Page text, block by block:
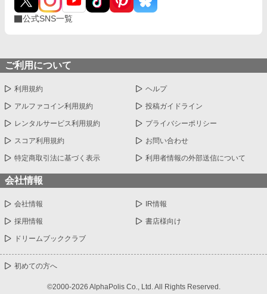
公式SNS一覧
ご利用について
利用規約 ヘルプ
アルファコイン利用規約 投稿ガイドライン
レンタルサービス利用規約 プライバシーポリシー
スコア利用規約 お問い合わせ
特定商取引法に基づく表示 利用者情報の外部送信について
会社情報
会社情報 IR情報
採用情報 書店様向け
ドリームブッククラブ
初めての方へ
©2000-2026 AlphaPolis Co., Ltd. All Rights Reserved.